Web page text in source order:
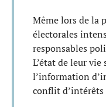
Même lors de la
électorales
responsables
L’état de leur
l’information
conflit d’intérêts